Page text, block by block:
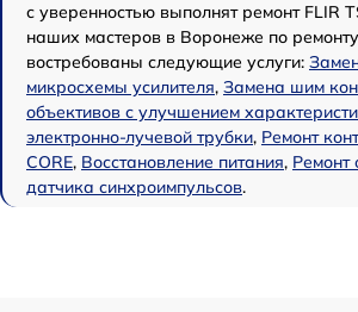
с уверенностью выполнят ремонт FLIR
наших мастеров в Воронеже по
востребованы следующие услуги:
микросхемы усилителя, Замена шим
объективов с улучшением
электронно-лучевой трубки, Ремонт
CORE, Восстановление питания, Ремонт
датчика синхроимпульсов.